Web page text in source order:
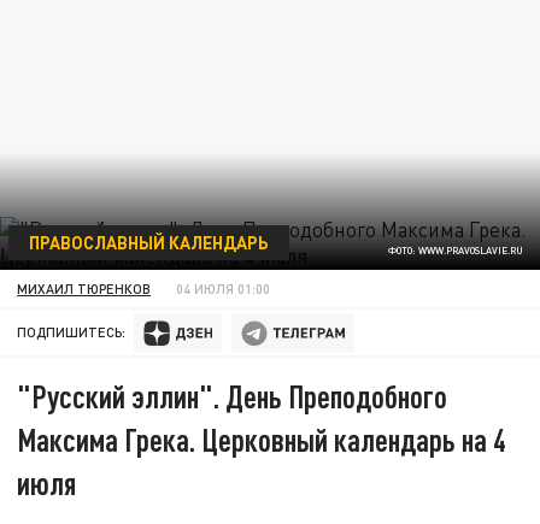
ФОТО: WWW.PRAVOSLAVIE.RU
ПРАВОСЛАВНЫЙ КАЛЕНДАРЬ
МИХАИЛ ТЮРЕНКОВ 04 ИЮЛЯ 01:00
ПОДПИШИТЕСЬ:
"Русский эллин". День Преподобного
Максима Грека. Церковный календарь на 4
июля